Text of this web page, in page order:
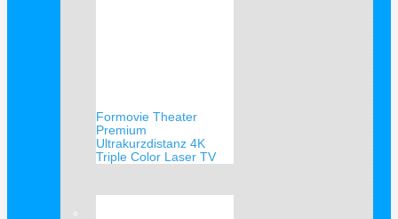
Formovie Theater
Premium
Ultrakurzdistanz 4K
Triple Color Laser TV